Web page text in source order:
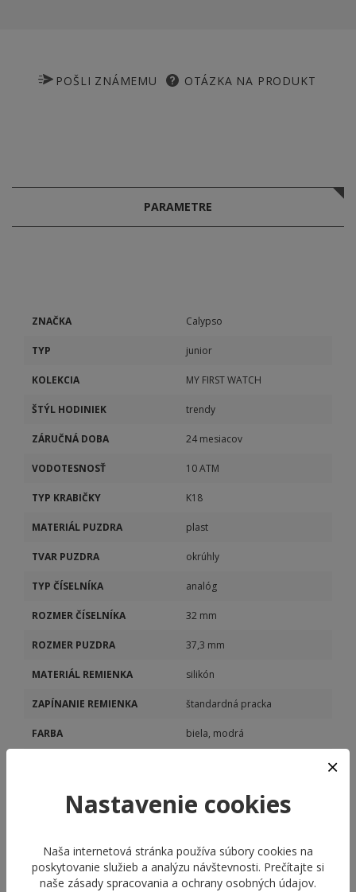
POŠLI ZNÁMEMU OTÁZKA NA PRODUKT
PARAMETRE
ZNAČKA Calypso
TYP junior
KOLEKCIA MY FIRST WATCH
ŠTÝL HODINIEK trendy
ZÁRUČNÁ DOBA 24 mesiacov
VODOTESNOSŤ 10 ATM
TYP KRABIČKY K18
MATERIÁL PUZDRA plast
TVAR PUZDRA okrúhly
TYP ČÍSELNÍKA analóg
ROZMER ČÍSELNÍKA 32 mm
ROZMER PUZDRA 37,3 mm
MATERIÁL REMIENKA silikón
ZAPÍNANIE REMIENKA štandardná pracka
FARBA biela, modrá
batériový (quartz)
Nastavenie cookies
Naša internetová stránka používa súbory cookies na
poskytovanie služieb a analýzu návštevnosti. Prečítajte si
naše zásady spracovania a ochrany osobných údajov.